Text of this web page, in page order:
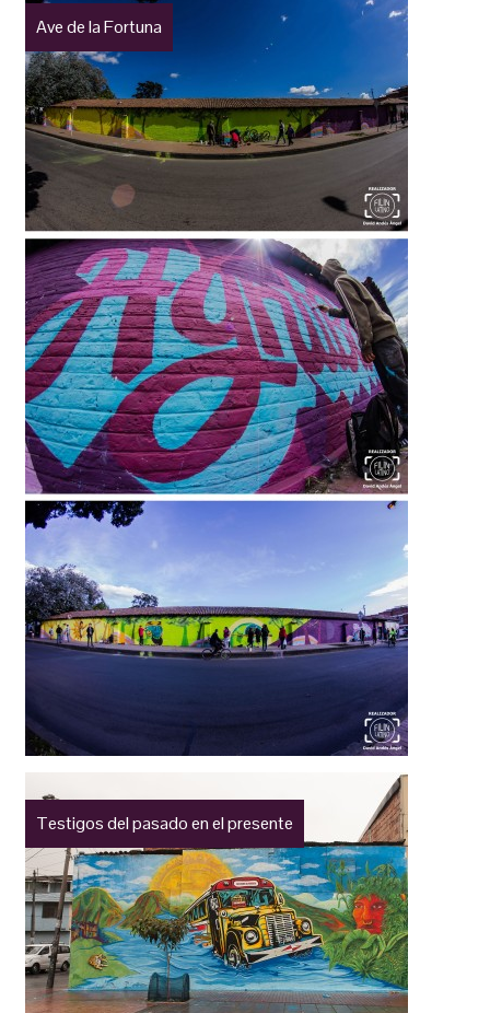
Ave de la Fortuna
Testigos del pasado en el presente